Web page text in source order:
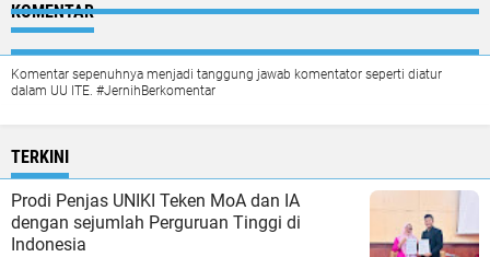
KOMENTAR
Komentar sepenuhnya menjadi tanggung jawab komentator seperti diatur
dalam UU ITE. #JernihBerkomentar
TERKINI
Prodi Penjas UNIKI Teken MoA dan IA
dengan sejumlah Perguruan Tinggi di
Indonesia